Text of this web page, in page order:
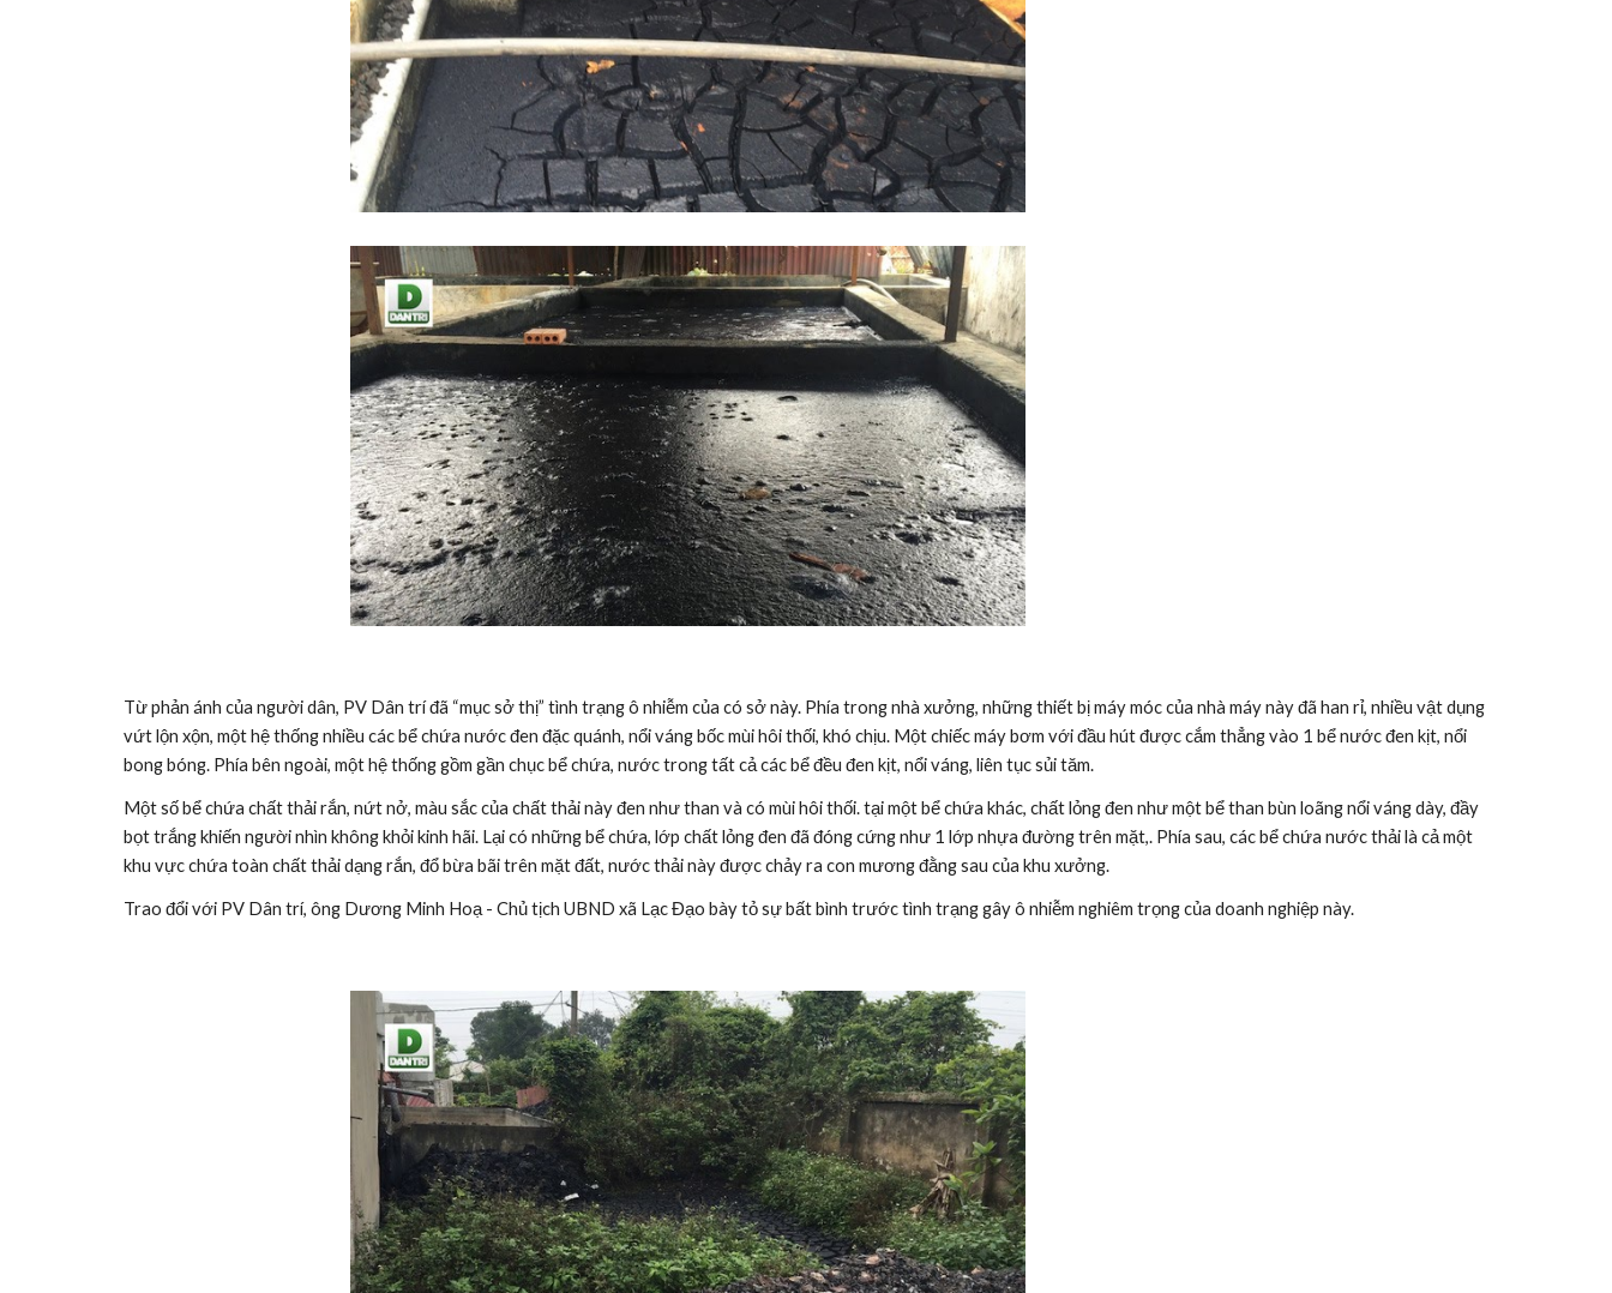
Từ phản ánh của người dân, PV Dân trí đã “mục sở thị” tình trạng ô nhiễm của có sở này. Phía trong nhà xưởng, những thiết bị máy móc của nhà máy này đã han rỉ, nhiều vật dụng
vứt lộn xộn, một hệ thống nhiều các bể chứa nước đen đặc quánh, nổi váng bốc mùi hôi thối, khó chịu. Một chiếc máy bơm với đầu hút được cắm thẳng vào 1 bể nước đen kịt, nổi
bong bóng. Phía bên ngoài, một hệ thống gồm gần chục bể chứa, nước trong tất cả các bể đều đen kịt, nổi váng, liên tục sủi tăm.
Một số bể chứa chất thải rắn, nứt nở, màu sắc của chất thải này đen như than và có mùi hôi thối. tại một bể chứa khác, chất lỏng đen như một bể than bùn loãng nổi váng dày, đầy
bọt trắng khiến người nhìn không khỏi kinh hãi. Lại có những bể chứa, lớp chất lỏng đen đã đóng cứng như 1 lớp nhựa đường trên mặt,. Phía sau, các bể chứa nước thải là cả một
khu vực chứa toàn chất thải dạng rắn, đổ bừa bãi trên mặt đất, nước thải này được chảy ra con mương đằng sau của khu xưởng.
Trao đổi với PV Dân trí, ông Dương Minh Hoạ - Chủ tịch UBND xã Lạc Đạo bày tỏ sự bất bình trước tình trạng gây ô nhiễm nghiêm trọng của doanh nghiệp này.